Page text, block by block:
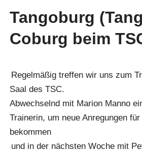
Tangoburg
Coburg beim
Regelmäßig treffen wir uns zum
Saal des TSC.
Abwechselnd mit Marion Manno
Trainerin, um neue Anregungen
bekommen
und in der nächsten Woche mit